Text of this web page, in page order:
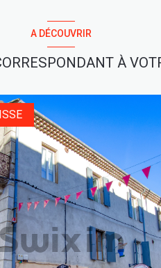
A DÉCOUVRIR
À